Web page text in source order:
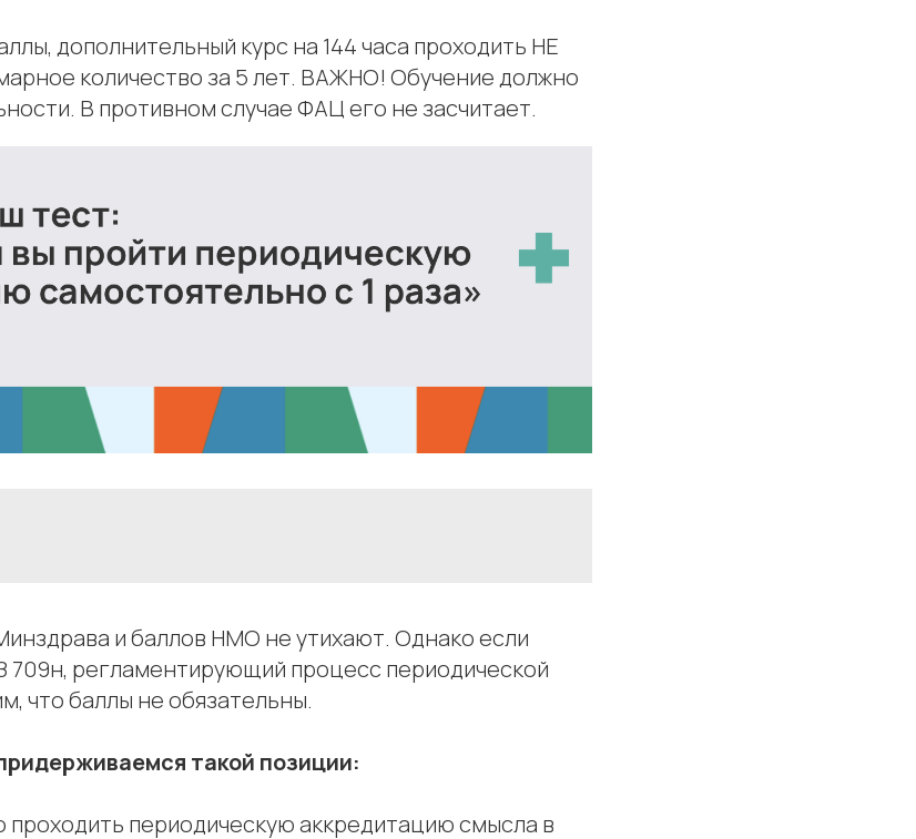
дополнительный курс на 144 часа проходить НЕ
количество за 5 лет. ВАЖНО! Обучение должно
В противном случае ФАЦ его не засчитает.
и баллов НМО не утихают. Однако если
709н, регламентирующий процесс периодической
что баллы не обязательны.
такой позиции:
проходить периодическую аккредитацию смысла в